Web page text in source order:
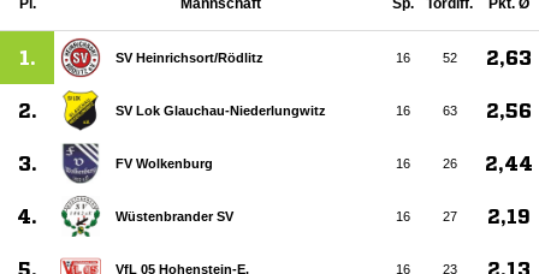
Pl. Mannschaft Sp. Tordiff. Pkt. Ø
1. SV Heinrichsort/​Rödlitz 16 52 2,63
2. SV Lok Glauchau-Niederlungwitz 16 63 2,56
3. FV Wolkenburg 16 26 2,44
4. Wüstenbrander SV 16 27 2,19
5. VfL 05 Hohenstein-E. 16 23 2,13